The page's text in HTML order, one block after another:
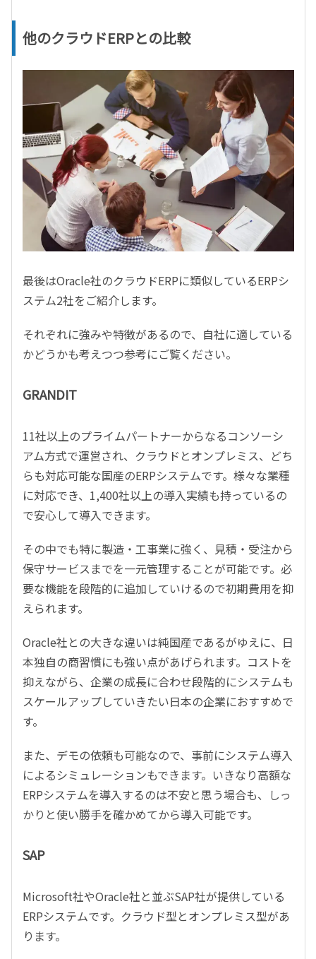
他のクラウドERPとの比較
最後はOracle社のクラウドERPに類似しているERPシ
ステム2社をご紹介します。
それぞれに強みや特徴があるので、自社に適している
かどうかも考えつつ参考にご覧ください。
GRANDIT
11社以上のプライムパートナーからなるコンソーシ
アム方式で運営され、クラウドとオンプレミス、どち
らも対応可能な国産のERPシステムです。様々な業種
に対応でき、1,400社以上の導入実績も持っているの
で安心して導入できます。
その中でも特に製造・工事業に強く、見積・受注から
保守サービスまでを一元管理することが可能です。必
要な機能を段階的に追加していけるので初期費用を抑
えられます。
Oracle社との大きな違いは純国産であるがゆえに、日
本独自の商習慣にも強い点があげられます。コストを
抑えながら、企業の成長に合わせ段階的にシステムも
スケールアップしていきたい日本の企業におすすめで
す。
また、デモの依頼も可能なので、事前にシステム導入
によるシミュレーションもできます。いきなり高額な
ERPシステムを導入するのは不安と思う場合も、しっ
かりと使い勝手を確かめてから導入可能です。
SAP
Microsoft社やOracle社と並ぶSAP社が提供している
ERPシステムです。クラウド型とオンプレミス型があ
ります。